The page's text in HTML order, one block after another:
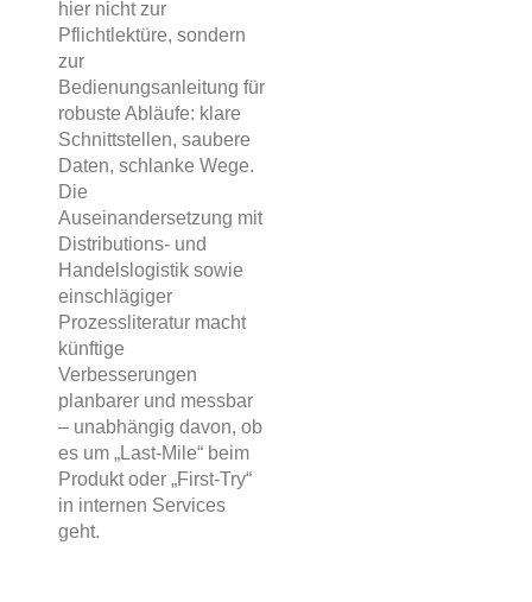
hier nicht zur
Pflichtlektüre, sondern
zur
Bedienungsanleitung für
robuste Abläufe: klare
Schnittstellen, saubere
Daten, schlanke Wege.
Die
Auseinandersetzung mit
Distributions- und
Handelslogistik sowie
einschlägiger
Prozessliteratur macht
künftige
Verbesserungen
planbarer und messbar
– unabhängig davon, ob
es um „Last-Mile“ beim
Produkt oder „First-Try“
in internen Services
geht.